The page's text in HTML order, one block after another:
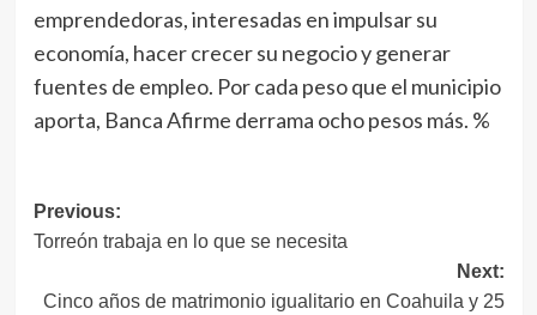
emprendedoras, interesadas en impulsar su
economía, hacer crecer su negocio y generar
fuentes de empleo. Por cada peso que el municipio
aporta, Banca Afirme derrama ocho pesos más. %
Navegación
de
entradas
Previous:
Torreón trabaja en lo que se necesita
Next:
Cinco años de matrimonio igualitario en Coahuila y 25